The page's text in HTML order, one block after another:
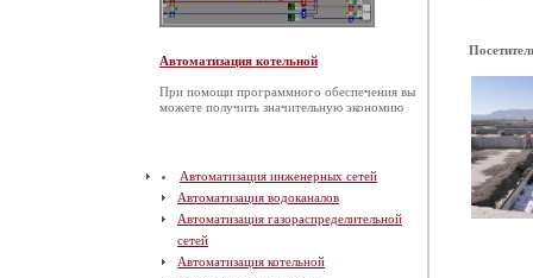
Автоматизация котельной
При помощи программного обеспечения вы
можете получить значительную экономию
Автоматизация инженерных сетей
Автоматизация водоканалов
Автоматизация газораспределительной
сетей
Автоматизация котельной